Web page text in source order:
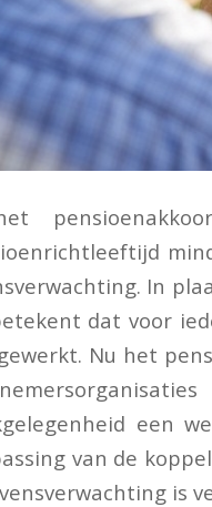
In
dat voor
Nu het
een
van de
is